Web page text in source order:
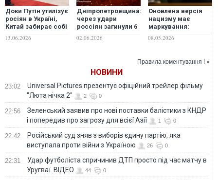
Доки Путін утилізує
росіян в Україні,
Китай забирає собі
бою, - The Hill
13.06.2026
Дніпропетровщина:
через удари
россіян загинули 6
рятувальник, ще 36
02.06.2026
Оновлена версія
нацизму має
маркування:
России", -
08.05.2026
Правила коментування ! »
НОВИНИ
23:02
Universal Pictures презентує офіційний трейлер фільму
"Люта нічка 2"
2 0
22:56
Зеленський заявив про нові поставки балістики з КНДР
і попередив про загрозу для всієї Азії
1 0
22:42
Російський суд зняв з виборів єдину партію, яка
виступала проти війни з Україною
26 0
22:31
Удар футболіста спричинив ДТП просто під час матчу в
Уругваї. ВІДЕО
44 0